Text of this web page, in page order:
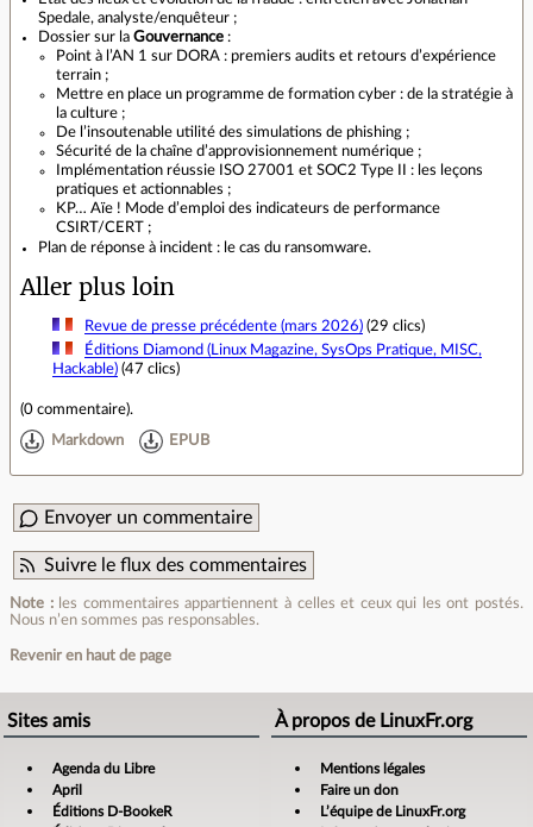
Spedale, analyste/enquêteur ;
Dossier sur la Gouvernance :
Point à l’AN 1 sur DORA : premiers audits et retours d’expérience
terrain ;
Mettre en place un programme de formation cyber : de la stratégie à
la culture ;
De l’insoutenable utilité des simulations de phishing ;
Sécurité de la chaîne d’approvisionnement numérique ;
Implémentation réussie ISO 27001 et SOC2 Type II : les leçons
pratiques et actionnables ;
KP… Aïe ! Mode d’emploi des indicateurs de performance
CSIRT/CERT ;
Plan de réponse à incident : le cas du ransomware.
Aller plus loin
Revue de presse précédente (mars 2026)(29 clics)
Éditions Diamond (Linux Magazine, SysOps Pratique, MISC,
Hackable)(47 clics)
(0 commentaire).
Markdown EPUB
Envoyer un commentaire
Suivre le flux des commentaires
Note :les commentaires appartiennent à celles et ceux qui les ont postés.
Nous n’en sommes pas responsables.
Revenir en haut de page
Sites amis
Agenda du Libre
April
Éditions D-BookeR
À propos de LinuxFr.org
Mentions légales
Faire un don
L’équipe de LinuxFr.org